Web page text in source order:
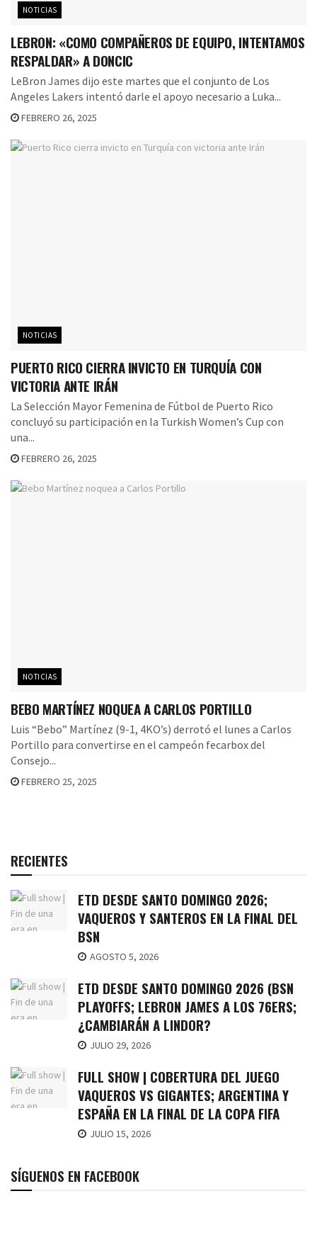
NOTICIAS
LEBRON: «COMO COMPAÑEROS DE EQUIPO, INTENTAMOS
RESPALDAR» A DONCIC
LeBron James dijo este martes que el conjunto de Los
Angeles Lakers intentó darle el apoyo necesario a Luka...
FEBRERO 26, 2025
NOTICIAS
PUERTO RICO CIERRA INVICTO EN TURQUÍA CON
VICTORIA ANTE IRÁN
La Selección Mayor Femenina de Fútbol de Puerto Rico
concluyó su participación en la Turkish Women’s Cup con
una...
FEBRERO 26, 2025
NOTICIAS
BEBO MARTÍNEZ NOQUEA A CARLOS PORTILLO
Luis “Bebo” Martínez (9-1, 4KO’s) derrotó el lunes a Carlos
Portillo para convertirse en el campeón fecarbox del
Consejo...
FEBRERO 25, 2025
RECIENTES
ETD DESDE SANTO DOMINGO 2026;
VAQUEROS Y SANTEROS EN LA FINAL DEL
BSN
AGOSTO 5, 2026
ETD DESDE SANTO DOMINGO 2026 (BSN
PLAYOFFS; LEBRON JAMES A LOS 76ERS;
¿CAMBIARÁN A LINDOR?
JULIO 29, 2026
FULL SHOW | COBERTURA DEL JUEGO
VAQUEROS VS GIGANTES; ARGENTINA Y
ESPAÑA EN LA FINAL DE LA COPA FIFA
JULIO 15, 2026
SÍGUENOS EN FACEBOOK